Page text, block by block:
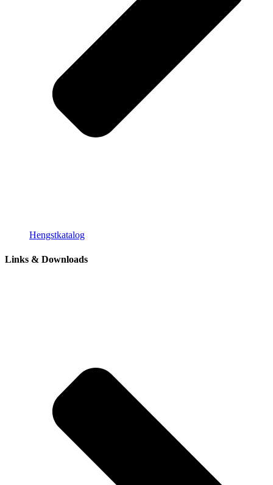
Hengstkatalog
Links & Downloads